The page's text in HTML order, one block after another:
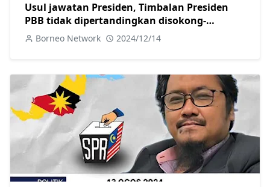
Usul jawatan Presiden, Timbalan Presiden
PBB tidak dipertandingkan disokong-
Fadillah
Borneo Network 2024/12/14